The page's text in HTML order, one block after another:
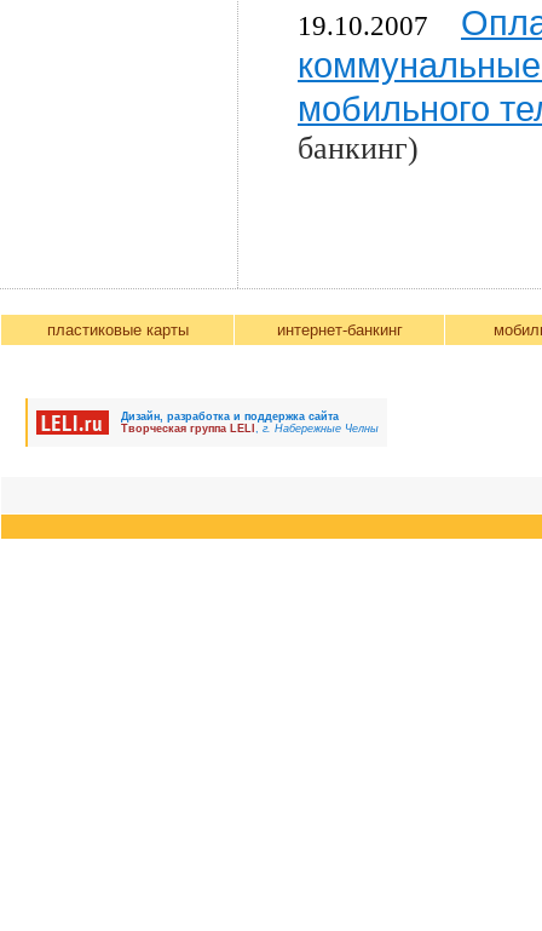
19.10.2007
мобильного
банкинг)
пластиковые карты интернет-банкинг
Дизайн, разработка и поддержка сайта
Творческая группа LELI , г. Набережные Челны